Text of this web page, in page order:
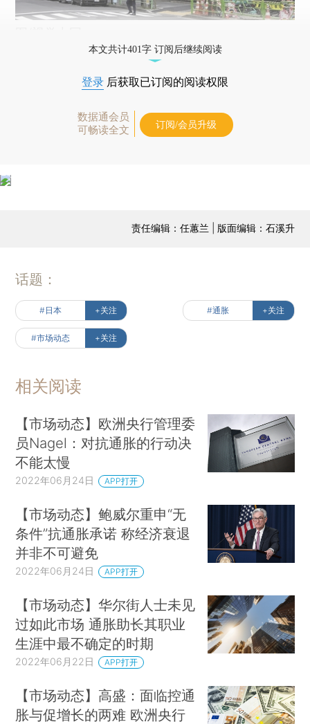
本文共计401字 订阅后继续阅读
登录 后获取已订阅的阅读权限
数据通会员
可畅读全文
订阅/会员升级
责任编辑：任蕙兰 | 版面编辑：石溪升
话题：
#日本 +关注 #通胀 +关注
#市场动态 +关注
相关阅读
【市场动态】欧洲央行管理委
员Nagel：对抗通胀的行动决
不能太慢
2022年06月24日 APP打开
【市场动态】鲍威尔重申“无
条件”抗通胀承诺 称经济衰退
并非不可避免
2022年06月24日 APP打开
【市场动态】华尔街人士未见
过如此市场 通胀助长其职业
生涯中最不确定的时期
2022年06月22日 APP打开
【市场动态】高盛：面临控通
胀与促增长的两难 欧洲央行